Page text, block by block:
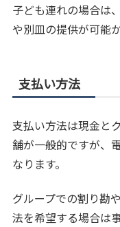
子ども連れの場合は
や別皿の提供が可能
支払い方法
支払い方法は現金と
舗が一般的ですが、
なります。
グループでの割り勘
法を希望する場合は